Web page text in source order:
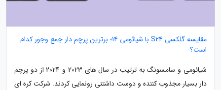
مقایسه گلکسی S24 با شیائومی 14؛ برترین پرچم دار جمع وجور کدام
است؟
شیائومی و سامسونگ به ترتیب در سال های 2023 و 2024 از دو پرچم
دار بسیار مجذوب کننده و دوست داشتنی رونمایی کردند. شرکت کره ای